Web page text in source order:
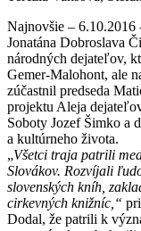
Najnovšie – 6.10.2016
Jonatána Dobroslava
národných dejateľov,
Gemer-Malohont, ale
zúčastnil predseda
projektu Aleja
Soboty Jozef Šimko a
a kultúrneho života.
„Všetci traja patrili
Slovákov. Rozvíjali
slovenských kníh,
cirkevných knižníc,“
Dodal, že patrili k